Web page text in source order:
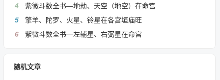
4
紫微斗数全书—地劫、天空（地空）在命宫
5
擎羊、陀罗、火星、铃星在各宫垣庙旺
6
紫微斗数全书—左辅星、右弼星在命宫
随机文章